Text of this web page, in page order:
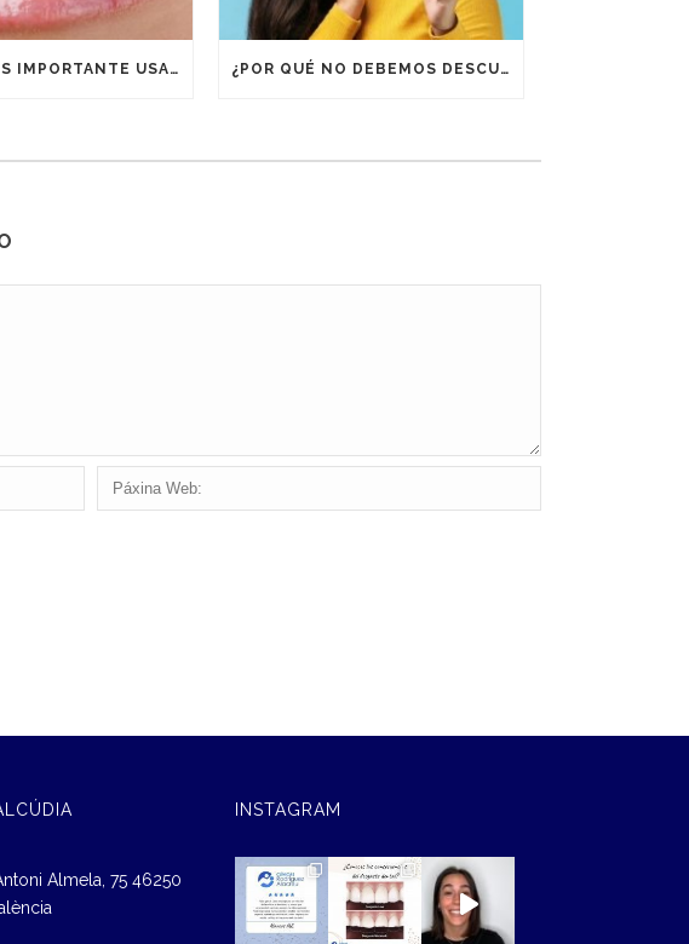
¿POR QUÉ ES IMPORTANTE USAR RETENEDORES DESPUÉS DE UN TRATAMIENTO DE ORTODONCIA? ¿POR QUÉ NO DEBEMOS DESCUIDAR LA BOCA EN VACACIONES?
Almela, 75 46250
INSTAGRAM